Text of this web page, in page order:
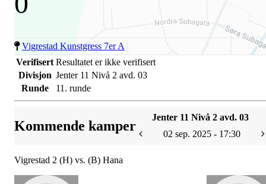
Vigrestad Kunstgress 7er A
Verifisert Resultatet er ikke verifisert
Divisjon Jenter 11 Nivå 2 avd. 03
Runde
11. runde
Kommende kamper
Jenter 11 Nivå 2 avd. 03
02 sep. 2025 - 17:30
Vigrestad 2 (H) vs. (B) Hana